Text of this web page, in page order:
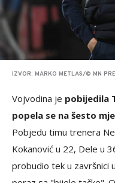
IZVOR: MARKO METLAS/© MN
Vojvodina je pobijedila
popela se na šesto
Pobjedu timu trenera
Kokanović u 22, Dele u
probudio tek u završnici